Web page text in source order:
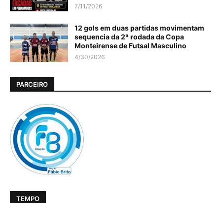
7/11/2026
12 gols em duas partidas movimentam
sequencia da 2ª rodada da Copa
Monteirense de Futsal Masculino
4/30/2026
PARCEIRO
TEMPO